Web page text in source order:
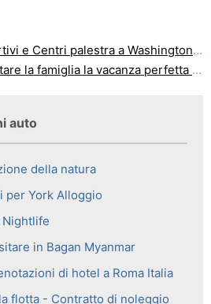
e Centri palestra a Washington Dc
la famiglia la vacanza perfetta con il Regno Unito Holiday Parks
auto
della natura
per York Alloggio
Nightlife
in Bagan Myanmar
di hotel a Roma Italia
flotta - Contratto di noleggio